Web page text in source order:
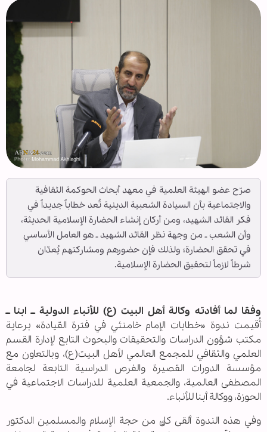
صرّح عضو الهيئة العلمية في معهد أبحاث الحوكمة الثقافية
والاجتماعية بأن السيادة الشعبية الدينية تُعد خطاباً جديداً في
فكر القائد الشهيد، ومن أركان إنشاء الحضارة الإسلامية الحديثة،
وأن الشعب ـ من وجهة نظر القائد الشهيد ـ هو العامل الأساسي
في تحقق الحضارة؛ ولذلك فإن حضورهم ومشاركتهم يُعدّان
شرطاً لازماً لتحقيق الحضارة الإسلامية.
وفقا لما أفادته وكالة أهل البيت (ع) للأنباء الدولية ــ ابنا ــ
أُقيمت ندوة «خطابات الإمام خامنئي في فترة القيادة» برعاية
مكتب شؤون الدراسات والتحقيقات والبحوث التابع لإدارة القسم
العلمي والثقافي للمجمع العالمي لأهل البيت(ع)، وبالتعاون مع
مؤسسة الدورات القصيرة والفرص الدراسية التابعة لجامعة
المصطفى العالمية، والجمعية العلمية للدراسات الاجتماعية في
الحوزة، ووكالة أبنا للأنباء.
وفي هذه الندوة ألقى كلٌّ من حجة الإسلام والمسلمين الدكتور